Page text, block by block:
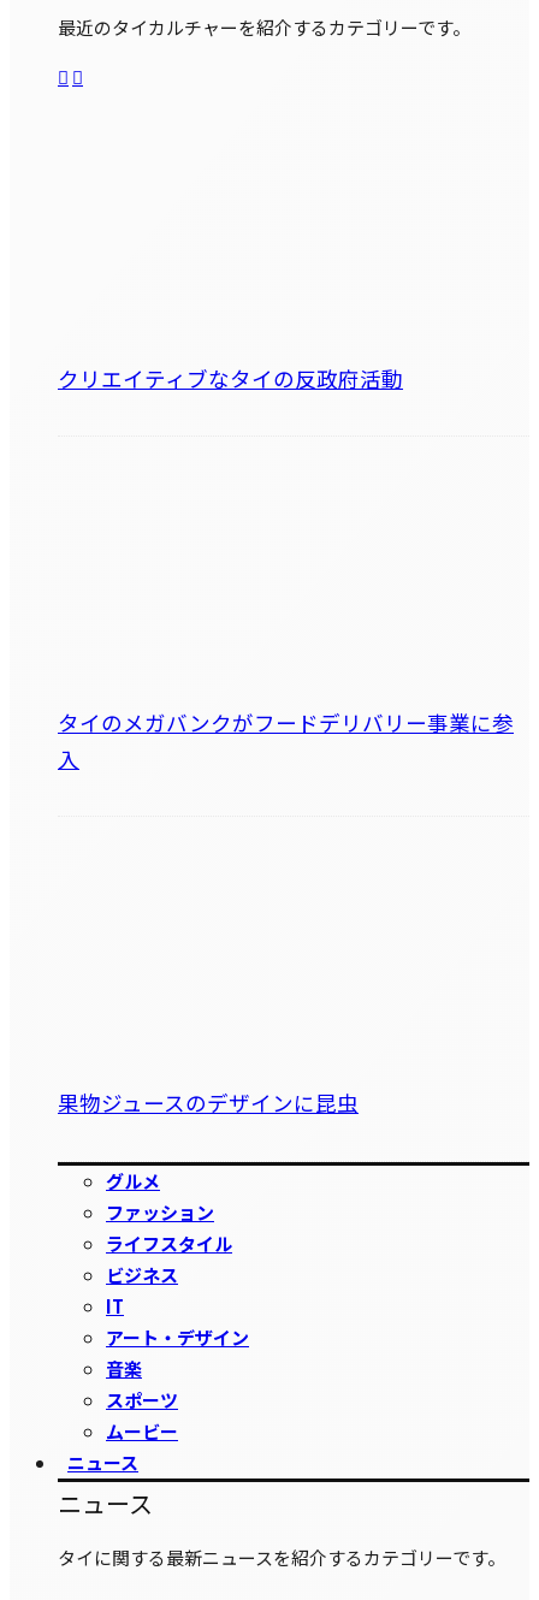
最近のタイカルチャーを紹介するカテゴリーです。
クリエイティブなタイの反政府活動
タイのメガバンクがフードデリバリー事業に参
入
果物ジュースのデザインに昆虫
グルメ
ファッション
ライフスタイル
ビジネス
IT
アート・デザイン
音楽
スポーツ
ムービー
ニュース
ニュース
タイに関する最新ニュースを紹介するカテゴリーです。